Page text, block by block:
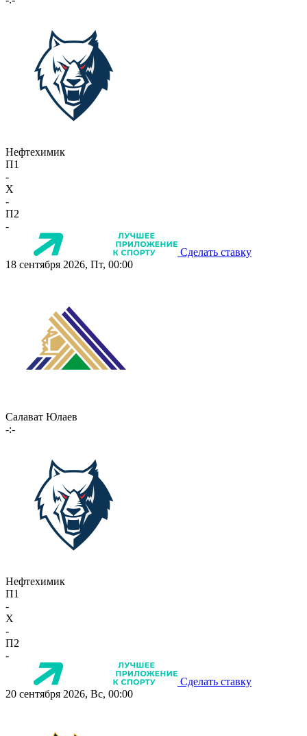
Нефтехимик
П1
-
X
-
П2
-
Сделать ставку
18 сентября 2026, Пт, 00:00
Салават Юлаев
-:-
Нефтехимик
П1
-
X
-
П2
-
Сделать ставку
20 сентября 2026, Вс, 00:00